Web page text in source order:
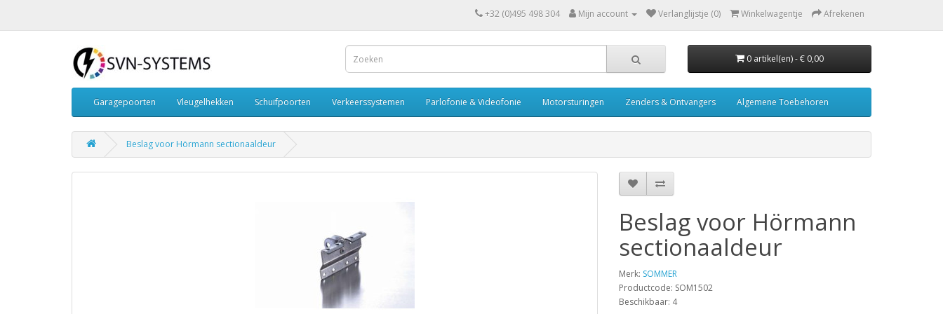
+32 (0)495 498 304 Mijn account Verlanglijstje (0) Winkelwagentje Afrekenen
0 artikel(en) - € 0,00
Garagepoorten Vleugelhekken Schuifpoorten Verkeerssystemen Parlofonie & Videofonie Motorsturingen Zenders & Ontvangers Algemene Toebehoren
Beslag voor Hörmann sectionaaldeur
Beslag voor Hörmann
sectionaaldeur
Merk: SOMMER
Productcode: SOM1502
Beschikbaar: 4